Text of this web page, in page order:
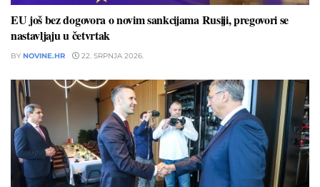
EU još bez dogovora o novim sankcijama Rusiji, pregovori se
nastavljaju u četvrtak
BY NOVINE.HR 22. SRPNJA 2026.